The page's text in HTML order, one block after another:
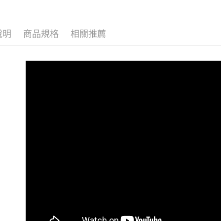
明 商品規格 相關推薦